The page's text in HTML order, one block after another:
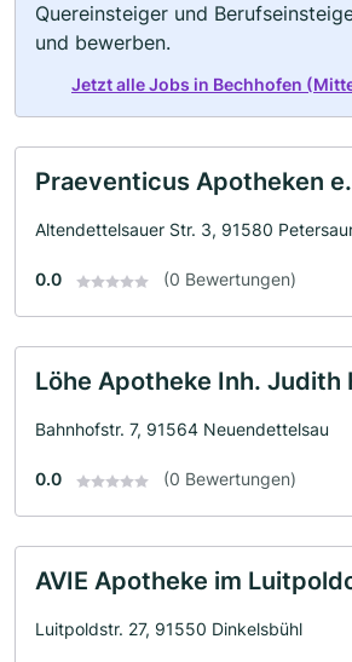
Quereinsteiger und
und bewerben.
Jetzt alle Jobs in Bechhofen
Praeventicus Apotheken
Altendettelsauer Str. 3, 91580
0.0 (0 Bewertungen)
Löhe Apotheke Inh. Judith
Bahnhofstr. 7, 91564 Neuendettelsau
0.0 (0 Bewertungen)
AVIE Apotheke im
Luitpoldstr. 27, 91550 Dinkelsbühl